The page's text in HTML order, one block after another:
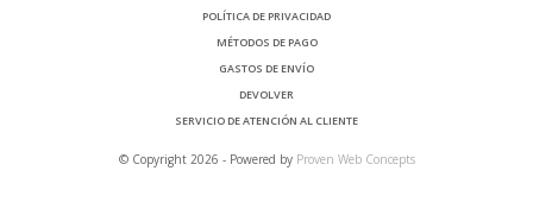
POLÍTICA DE PRIVACIDAD
MÉTODOS DE PAGO
GASTOS DE ENVÍO
DEVOLVER
SERVICIO DE ATENCIÓN AL CLIENTE
© Copyright 2026 - Powered by Proven Web Concepts